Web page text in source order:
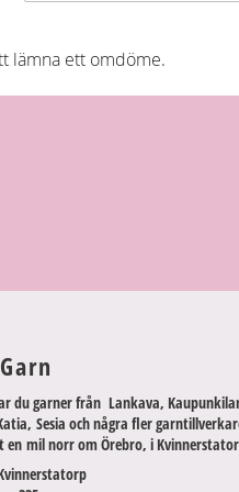
lämna ett omdöme.
du garner från Lankava,
Sesia och några fler
en mil norr om Örebro, i